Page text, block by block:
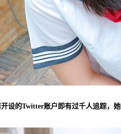
设的Twitter账户即有过千人追踪，